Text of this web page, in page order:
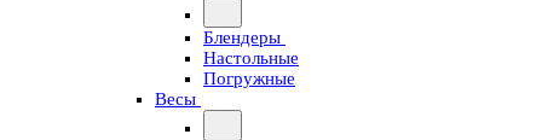
Блендеры
Настольные
Погружные
Весы